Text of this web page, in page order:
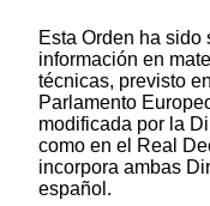
Esta Orden ha
información en
técnicas, previsto
Parlamento
modificada por la
como en el Real
incorpora ambas
español.